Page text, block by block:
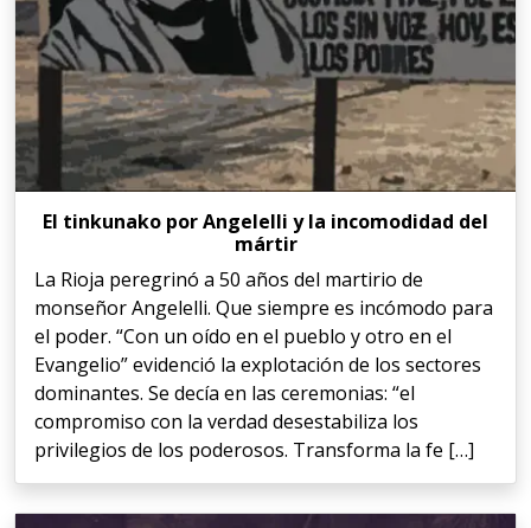
El tinkunako por Angelelli y la incomodidad del
mártir
La Rioja peregrinó a 50 años del martirio de
monseñor Angelelli. Que siempre es incómodo para
el poder. “Con un oído en el pueblo y otro en el
Evangelio” evidenció la explotación de los sectores
dominantes. Se decía en las ceremonias: “el
compromiso con la verdad desestabiliza los
privilegios de los poderosos. Transforma la fe […]